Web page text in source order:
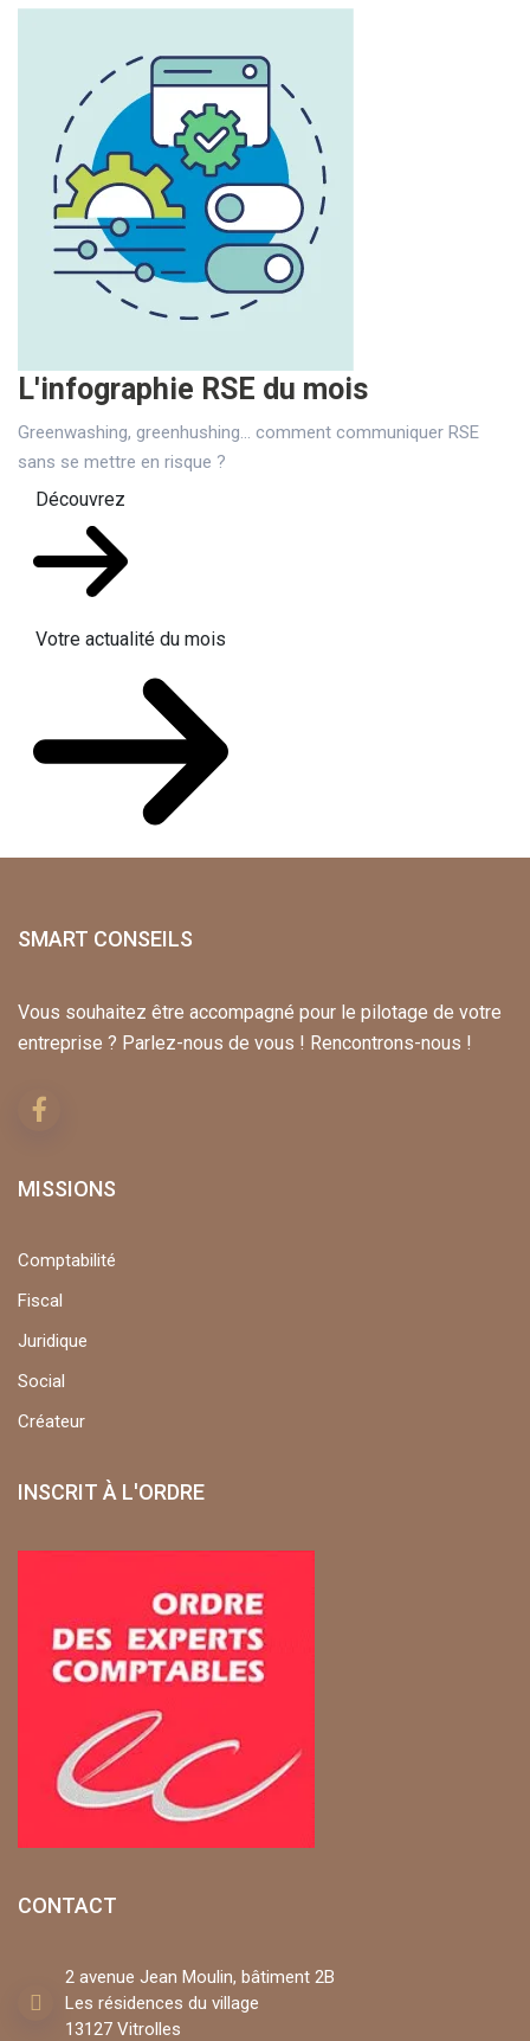
L'infographie RSE du mois
Greenwashing, greenhushing… comment communiquer RSE
sans se mettre en risque ?
Découvrez
Votre actualité du mois
SMART CONSEILS
Vous souhaitez être accompagné pour le pilotage de votre
entreprise ? Parlez-nous de vous ! Rencontrons-nous !
MISSIONS
Comptabilité
Fiscal
Juridique
Social
Créateur
INSCRIT À L'ORDRE
CONTACT
2 avenue Jean Moulin, bâtiment 2B
Les résidences du village
13127 Vitrolles